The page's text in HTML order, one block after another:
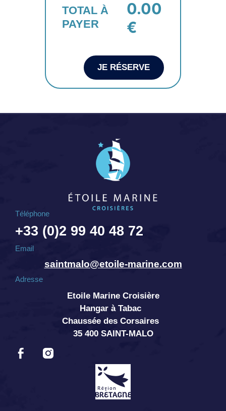
TOTAL À
PAYER
0.00
€
JE RÉSERVE
Téléphone
+33 (0)2 99 40 48 72
Email
saintmalo@etoile-marine.com
Adresse
Etoile Marine Croisière
Hangar à Tabac
Chaussée des Corsaires
35 400 SAINT-MALO